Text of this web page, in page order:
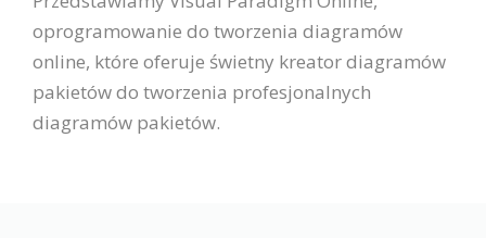
oprogramowanie do tworzenia diagramów
online, które oferuje świetny kreator diagramów
pakietów do tworzenia profesjonalnych
diagramów pakietów.